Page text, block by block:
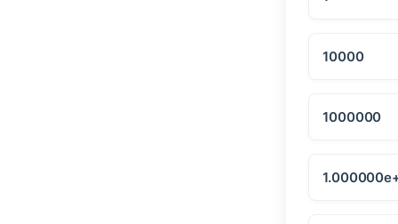
10000
1000000